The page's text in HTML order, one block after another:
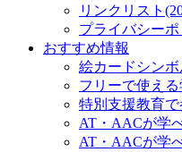
リンクリスト
プライバシー
おすすめ情報
絵カードシン
フリーで使え
特別支援教育
AT・AACが学
AT・AACが学